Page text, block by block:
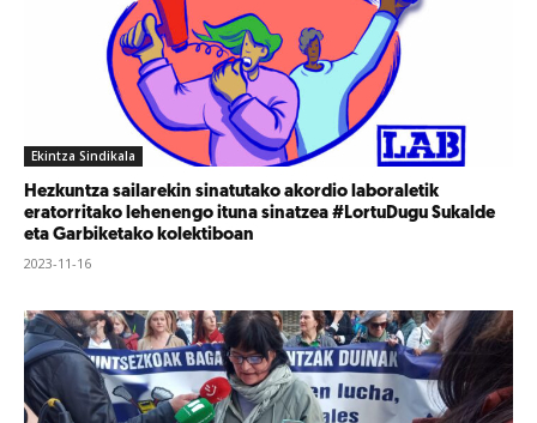
Ekintza Sindikala
Hezkuntza sailarekin sinatutako akordio laboraletik
eratorritako lehenengo ituna sinatzea #LortuDugu Sukalde
eta Garbiketako kolektiboan
2023-11-16